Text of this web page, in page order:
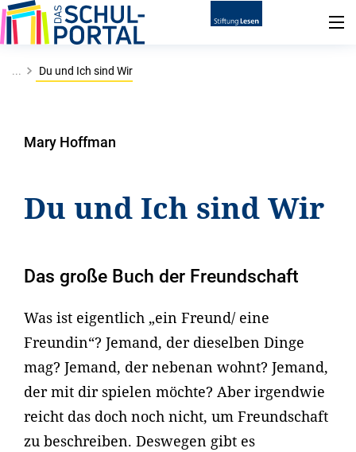
... Du und Ich sind Wir
Mary Hoffman
Du und Ich sind Wir
Das große Buch der Freundschaft
Was ist eigentlich „ein Freund/ eine
Freundin“? Jemand, der dieselben Dinge
mag? Jemand, der nebenan wohnt? Jemand,
der mit dir spielen möchte? Aber irgendwie
reicht das doch noch nicht, um Freundschaft
zu beschreiben. Deswegen gibt es